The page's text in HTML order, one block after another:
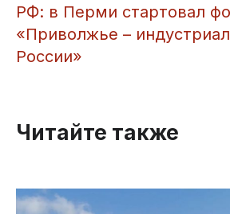
РФ: в Перми стартовал
«Приволжье –
России»
Читайте также